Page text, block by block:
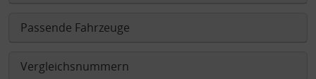
Passende Fahrzeuge
Vergleichsnummern